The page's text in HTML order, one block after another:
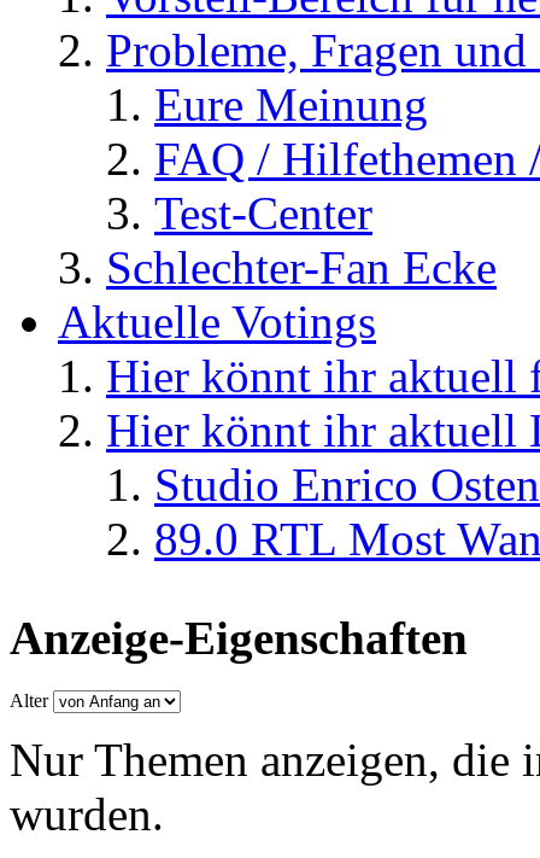
Probleme, Fragen
Eure Meinung
FAQ / Hilfethemen
Test-Center
Schlechter-Fan Ecke
Aktuelle Votings
Hier könnt ihr aktuell
Hier könnt ihr aktuell
Studio Enrico
89.0 RTL Most
Anzeige-Eigenschaften
Alter
Nur Themen anzeigen, die
wurden.